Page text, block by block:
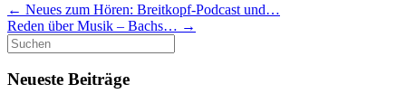
← Neues zum Hören: Breitkopf-Podcast und…
Reden über Musik – Bachs… →
Suchen
nach:
Neueste Beiträge